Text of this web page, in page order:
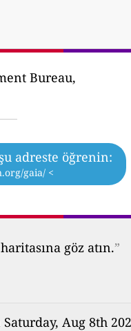
Bureau,
adreste öğrenin:
gaia/ <
göz atın.”
Aug 8th